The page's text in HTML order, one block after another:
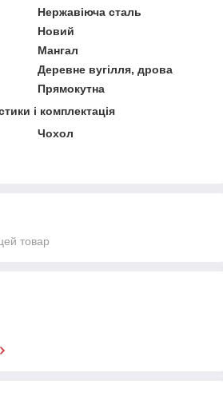
Нержавіюча сталь
Новий
Мангал
Деревне вугілля, дрова
Прямокутна
і комплектація
Чохол
товар